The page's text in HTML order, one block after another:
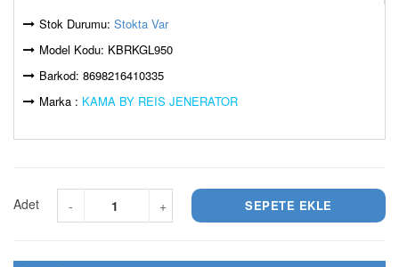
Stok Durumu: Stokta Var
Model Kodu: KBRKGL950
Barkod: 8698216410335
Marka : KAMA BY REIS JENERATOR
Adet +
-